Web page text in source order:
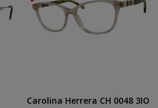
Carolina Herrera CH 0048 3IO